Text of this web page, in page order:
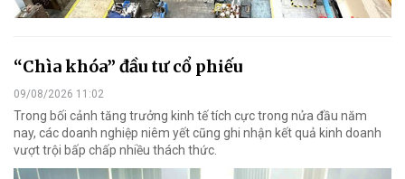
“Chìa khóa” đầu tư cổ phiếu
09/08/2026 11:02
Trong bối cảnh tăng trưởng kinh tế tích cực trong nửa đầu năm
nay, các doanh nghiệp niêm yết cũng ghi nhận kết quả kinh doanh
vượt trội bấp chấp nhiều thách thức.